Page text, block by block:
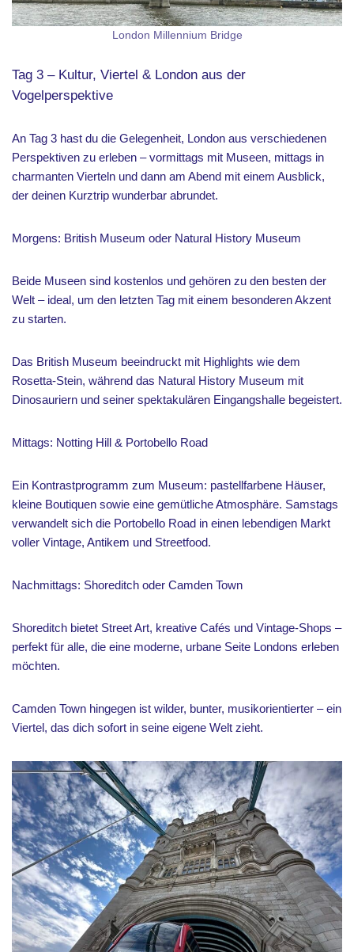
London Millennium Bridge
Tag 3 – Kultur, Viertel & London aus der
Vogelperspektive
An Tag 3 hast du die Gelegenheit, London aus verschiedenen
Perspektiven zu erleben – vormittags mit Museen, mittags in
charmanten Vierteln und dann am Abend mit einem Ausblick,
der deinen Kurztrip wunderbar abrundet.
Morgens: British Museum oder Natural History Museum
Beide Museen sind kostenlos und gehören zu den besten der
Welt – ideal, um den letzten Tag mit einem besonderen Akzent
zu starten.
Das British Museum beeindruckt mit Highlights wie dem
Rosetta-Stein, während das Natural History Museum mit
Dinosauriern und seiner spektakulären Eingangshalle begeistert.
Mittags: Notting Hill & Portobello Road
Ein Kontrastprogramm zum Museum: pastellfarbene Häuser,
kleine Boutiquen sowie eine gemütliche Atmosphäre. Samstags
verwandelt sich die Portobello Road in einen lebendigen Markt
voller Vintage, Antikem und Streetfood.
Nachmittags: Shoreditch oder Camden Town
Shoreditch bietet Street Art, kreative Cafés und Vintage-Shops –
perfekt für alle, die eine moderne, urbane Seite Londons erleben
möchten.
Camden Town hingegen ist wilder, bunter, musikorientierter – ein
Viertel, das dich sofort in seine eigene Welt zieht.